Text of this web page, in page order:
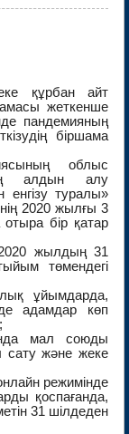
құрбан айт
жеткенше
пандемияның
біршама
облыс
алдын алу
туралы»
2020 жылғы 3
бір қатар
2020 жылдың 31
төмендегі
ұйымдарда,
адамдар көп
мал союды
сату және жеке
режимінде
қоспағанда,
31 шілдеден